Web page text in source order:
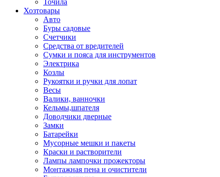
Точила
Хозтовары
Авто
Буры садовые
Счетчики
Средства от вредителей
Сумки и пояса для инструментов
Электрика
Козлы
Рукоятки и ручки для лопат
Весы
Валики, ванночки
Кельмы,шпателя
Доводчики дверные
Замки
Батарейки
Мусорные мешки и пакеты
Краски и растворители
Лампы лампочки прожекторы
Монтажная пена и очистители